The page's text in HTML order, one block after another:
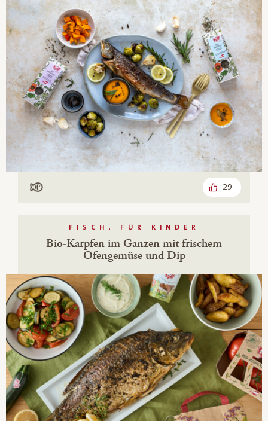
Mit Fisch 29
FISCH, FÜR KINDER
Bio-Karpfen im Ganzen mit frischem
Ofengemüse und Dip